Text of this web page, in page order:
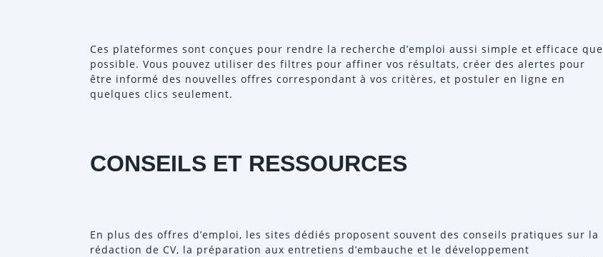
Ces plateformes sont conçues pour rendre la recherche d’emploi aussi simple et efficace que
possible. Vous pouvez utiliser des filtres pour affiner vos résultats, créer des alertes pour
être informé des nouvelles offres correspondant à vos critères, et postuler en ligne en
quelques clics seulement.
CONSEILS ET RESSOURCES
En plus des offres d’emploi, les sites dédiés proposent souvent des conseils pratiques sur la
rédaction de CV, la préparation aux entretiens d’embauche et le développement